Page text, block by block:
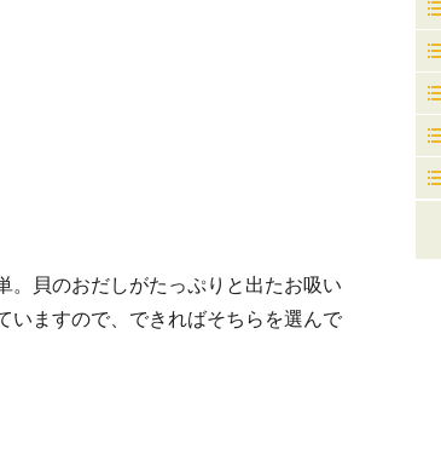
。貝のおだしがたっぷりと出たお吸い
いますので、できればそちらを選んで